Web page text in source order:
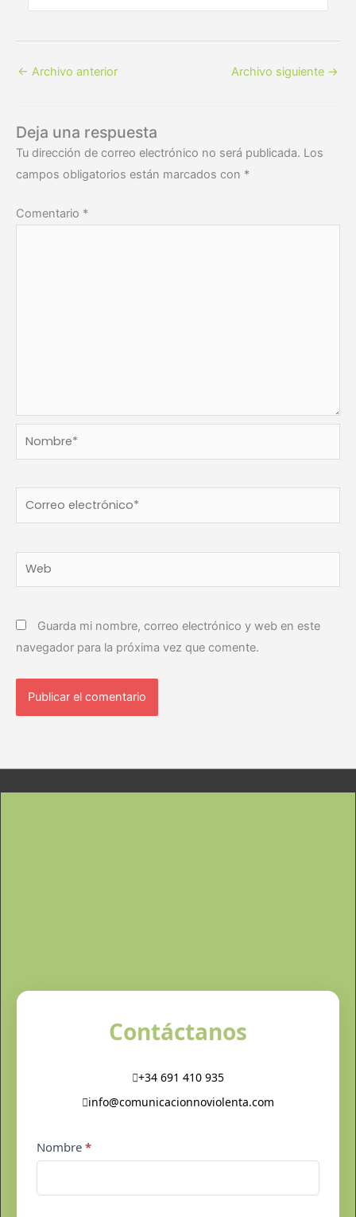
← Archivo anterior Archivo siguiente →
Deja una respuesta
Tu dirección de correo electrónico no será publicada. Los
campos obligatorios están marcados con *
Comentario *
Nombre*
Guarda mi nombre, correo electrónico y web en este
navegador para la próxima vez que comente.
Contáctanos
+34 691 410 935
info@comunicacionnoviolenta.com
Contacto
pie
de
Nombre *